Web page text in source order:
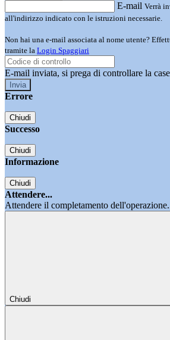
E-mail Verrà
all'indirizzo indicato con le istruzioni necessarie.
Non hai una e-mail associata al nome utente?
tramite la Login Spaggiari
E-mail inviata, si prega di controllare la
Errore
Chiudi
Successo
Chiudi
Informazione
Chiudi
Attendere...
Attendere il completamento
Chiudi